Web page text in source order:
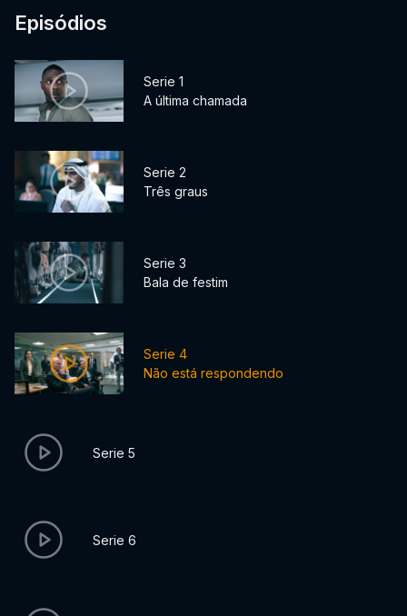
Episódios
Serie 1
A última chamada
Serie 2
Três graus
Serie 3
Bala de festim
Serie 4
Não está respondendo
Serie 5
Serie 6